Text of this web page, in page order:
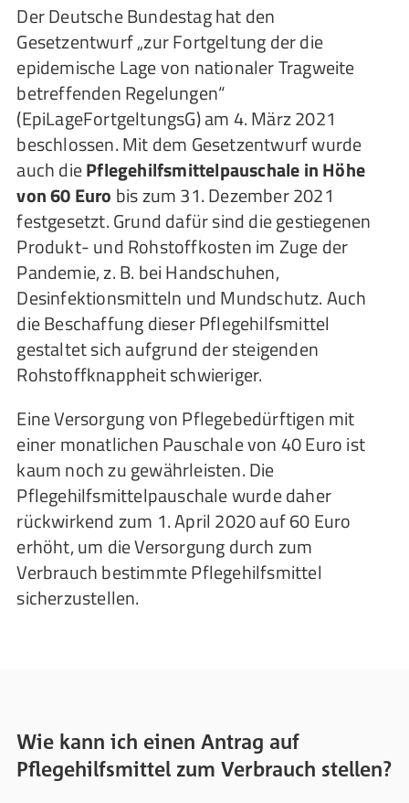
Der Deutsche Bundestag hat den
Gesetzentwurf „zur Fortgeltung der die
epidemische Lage von nationaler Tragweite
betreffenden Regelungen“
(EpiLageFortgeltungsG) am 4. März 2021
beschlossen. Mit dem Gesetzentwurf wurde
auch diePflegehilfsmittelpauschale in Höhe
von 60 Euro bis zum 31. Dezember 2021
festgesetzt. Grund dafür sind die gestiegenen
Produkt- und Rohstoffkosten im Zuge der
Pandemie, z. B. bei Handschuhen,
Desinfektionsmitteln und Mundschutz. Auch
die Beschaffung dieser Pflegehilfsmittel
gestaltet sich aufgrund der steigenden
Rohstoffknappheit schwieriger.
Eine Versorgung von Pflegebedürftigen mit
einer monatlichen Pauschale von 40 Euro ist
kaum noch zu gewährleisten. Die
Pflegehilfsmittelpauschale wurde daher
rückwirkend zum 1. April 2020 auf 60 Euro
erhöht, um die Versorgung durch zum
Verbrauch bestimmte Pflegehilfsmittel
sicherzustellen.
Wie kann ich einen Antrag auf
Pflegehilfsmittel zum Verbrauch stellen?